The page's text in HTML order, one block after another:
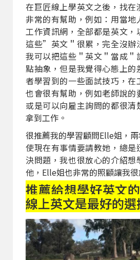
在巨匠線上學英文之後，找在
非常的有幫助，例如：用當地
工作資訊網，全部都是英文，
這些”英文＂很累，完全沒辦
我可以把這些＂英文＂當成＂
點抽象，但是我覺得心態上的
者學習到的一些面試技巧，
也會很有幫助，例如老師說的
或是可以向雇主詢問的都很清
拿到工作。
很推薦我的學習顧問Elle姐，
使現在有事情要請教她，總是
決問題，我也很放心的介紹想
他，Elle姐也非常的照顧讓我很
推薦給想學好英文
線上英文是最好的選